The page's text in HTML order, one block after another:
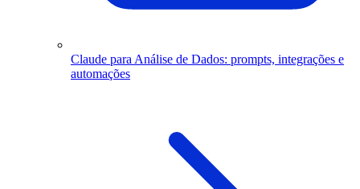
Claude para Análise de Dados: prompts, integrações e
automações